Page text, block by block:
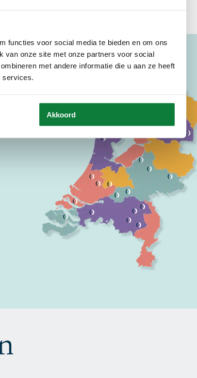
functies voor social media te bieden en om ons
van onze site met onze partners voor social
met andere informatie die u aan ze heeft
services.
Akkoord